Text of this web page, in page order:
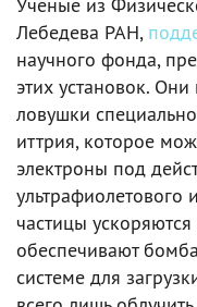
Лебедева РАН,
научного фонда,
этих установок.
ловушки
иттрия, которое
электроны под
частицы
обеспечивают
системе для